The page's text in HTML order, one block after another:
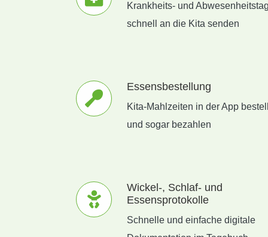
Krankheits- und
schnell an die Kita senden
Essensbestellung
Kita-Mahlzeiten in der App
und sogar bezahlen
Wickel-, Schlaf- und
Essensprotokolle
Schnelle und einfache digitale